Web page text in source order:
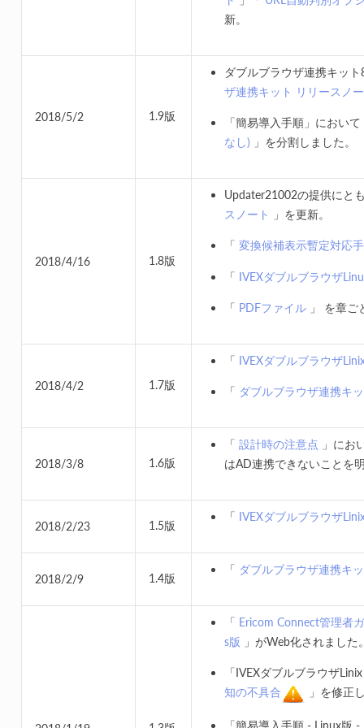
新。
2018/5/2 1.9版
ダブルブラウザ連携キッ
ザ連携キット リリースノ
「簡易導入手順」におい
なし) 」を分割しました。
2018/4/16 1.8版
Updater21002の提供にと
スノート
」を更新。
「 変換候補表示暫定対応
「 IVEXダブルブラウザ
「 PDFファイル」 を章ご
2018/4/2 1.7版
「 IVEXダブルブラウザ
「 ダブルブラウザ連携キ
2018/3/8 1.6版
「 設計時の注意点 」にお
はAD連携できないことを
2018/2/23 1.5版
「 IVEXダブルブラウザ
2018/2/9 1.4版
「 ダブルブラウザ連携キ
「 Ericom Connect管理者
s版 」がWeb化されました
「IVEXダブルブラウザ
知の不具合
」を修正
「簡易導入手順 - Linux版